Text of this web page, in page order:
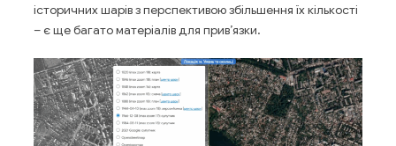
історичних шарів з перспективою збільшення їх кількості
– є ще багато матеріалів для прив’язки.